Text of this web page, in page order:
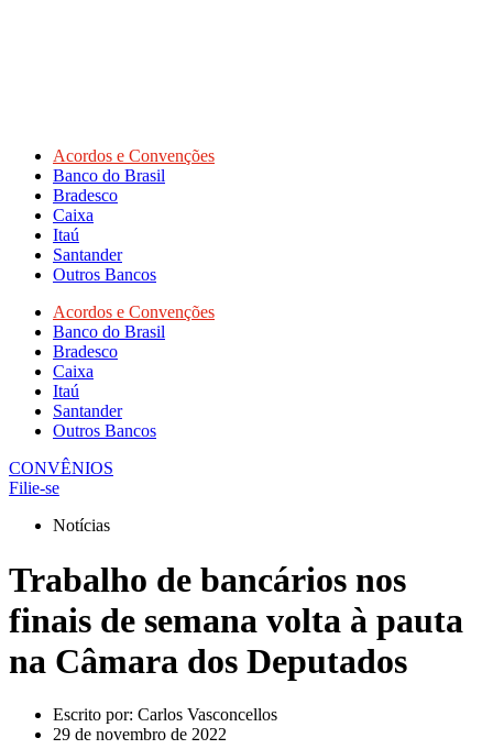
Acordos e Convenções
Banco do Brasil
Bradesco
Caixa
Itaú
Santander
Outros Bancos
Acordos e Convenções
Banco do Brasil
Bradesco
Caixa
Itaú
Santander
Outros Bancos
CONVÊNIOS
Filie-se
Notícias
Trabalho de bancários nos
finais de semana volta à pauta
na Câmara dos Deputados
Escrito por: Carlos Vasconcellos
29 de novembro de 2022